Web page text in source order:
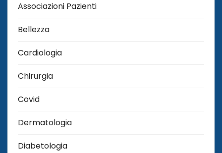
Associazioni Pazienti
Bellezza
Cardiologia
Chirurgia
Covid
Dermatologia
Diabetologia